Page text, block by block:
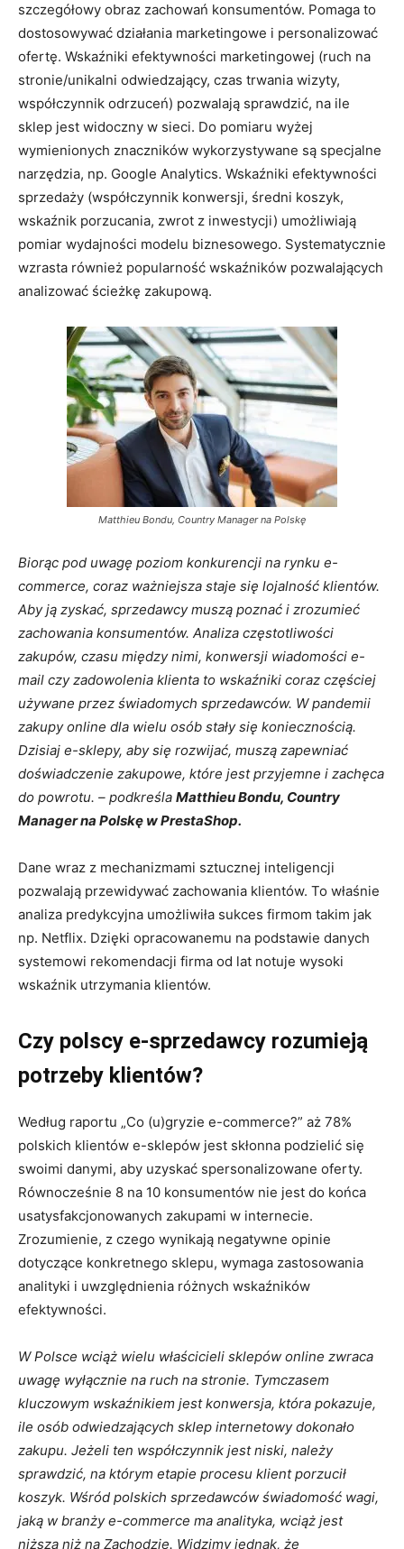
szczegółowy obraz zachowań konsumentów. Pomaga to
dostosowywać działania marketingowe i personalizować
ofertę. Wskaźniki efektywności marketingowej (ruch na
stronie/unikalni odwiedzający, czas trwania wizyty,
współczynnik odrzuceń) pozwalają sprawdzić, na ile
sklep jest widoczny w sieci. Do pomiaru wyżej
wymienionych znaczników wykorzystywane są specjalne
narzędzia, np. Google Analytics. Wskaźniki efektywności
sprzedaży (współczynnik konwersji, średni koszyk,
wskaźnik porzucania, zwrot z inwestycji) umożliwiają
pomiar wydajności modelu biznesowego. Systematycznie
wzrasta również popularność wskaźników pozwalających
analizować ścieżkę zakupową.
Matthieu Bondu, Country Manager na Polskę
Biorąc pod uwagę poziom konkurencji na rynku e-
commerce, coraz ważniejsza staje się lojalność klientów.
Aby ją zyskać, sprzedawcy muszą poznać i zrozumieć
zachowania konsumentów. Analiza częstotliwości
zakupów, czasu między nimi, konwersji wiadomości e-
mail czy zadowolenia klienta to wskaźniki coraz częściej
używane przez świadomych sprzedawców. W pandemii
zakupy online dla wielu osób stały się koniecznością.
Dzisiaj e-sklepy, aby się rozwijać, muszą zapewniać
doświadczenie zakupowe, które jest przyjemne i zachęca
do powrotu. – podkreśla Matthieu Bondu, Country
Manager na Polskę w PrestaShop.
Dane wraz z mechanizmami sztucznej inteligencji
pozwalają przewidywać zachowania klientów. To właśnie
analiza predykcyjna umożliwiła sukces firmom takim jak
np. Netflix. Dzięki opracowanemu na podstawie danych
systemowi rekomendacji firma od lat notuje wysoki
wskaźnik utrzymania klientów.
Czy polscy e-sprzedawcy rozumieją
potrzeby klientów?
Według raportu „Co (u)gryzie e-commerce?” aż 78%
polskich klientów e-sklepów jest skłonna podzielić się
swoimi danymi, aby uzyskać spersonalizowane oferty.
Równocześnie 8 na 10 konsumentów nie jest do końca
usatysfakcjonowanych zakupami w internecie.
Zrozumienie, z czego wynikają negatywne opinie
dotyczące konkretnego sklepu, wymaga zastosowania
analityki i uwzględnienia różnych wskaźników
efektywności.
W Polsce wciąż wielu właścicieli sklepów online zwraca
uwagę wyłącznie na ruch na stronie. Tymczasem
kluczowym wskaźnikiem jest konwersja, która pokazuje,
ile osób odwiedzających sklep internetowy dokonało
zakupu. Jeżeli ten współczynnik jest niski, należy
sprawdzić, na którym etapie procesu klient porzucił
koszyk. Wśród polskich sprzedawców świadomość wagi,
jaką w branży e-commerce ma analityka, wciąż jest
niższa niż na Zachodzie. Widzimy jednak, że